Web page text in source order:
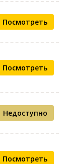
Посмотреть
Посмотреть
Недоступно
Посмотреть